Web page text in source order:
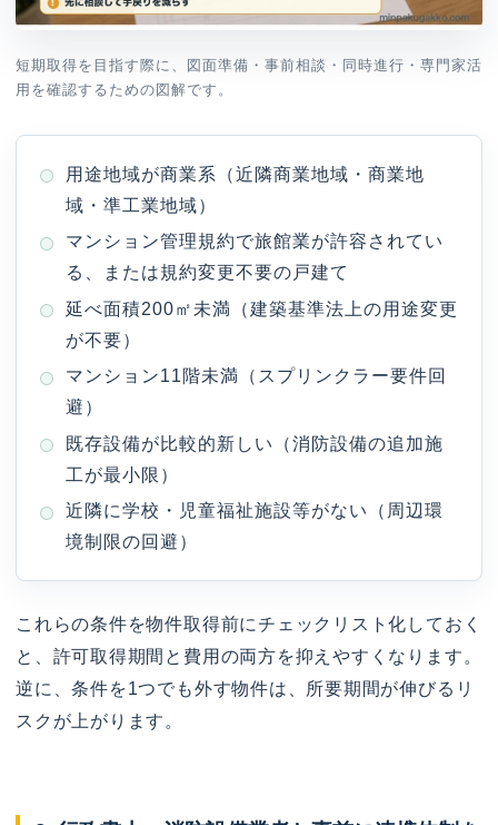
短期取得を目指す際に、図面準備・事前相談・同時進行・専門家活
用を確認するための図解です。
用途地域が商業系（近隣商業地域・商業地
域・準工業地域）
マンション管理規約で旅館業が許容されてい
る、または規約変更不要の戸建て
延べ面積200㎡未満（建築基準法上の用途変更
が不要）
マンション11階未満（スプリンクラー要件回
避）
既存設備が比較的新しい（消防設備の追加施
工が最小限）
近隣に学校・児童福祉施設等がない（周辺環
境制限の回避）
これらの条件を物件取得前にチェックリスト化しておく
と、許可取得期間と費用の両方を抑えやすくなります。
逆に、条件を1つでも外す物件は、所要期間が伸びるリ
スクが上がります。